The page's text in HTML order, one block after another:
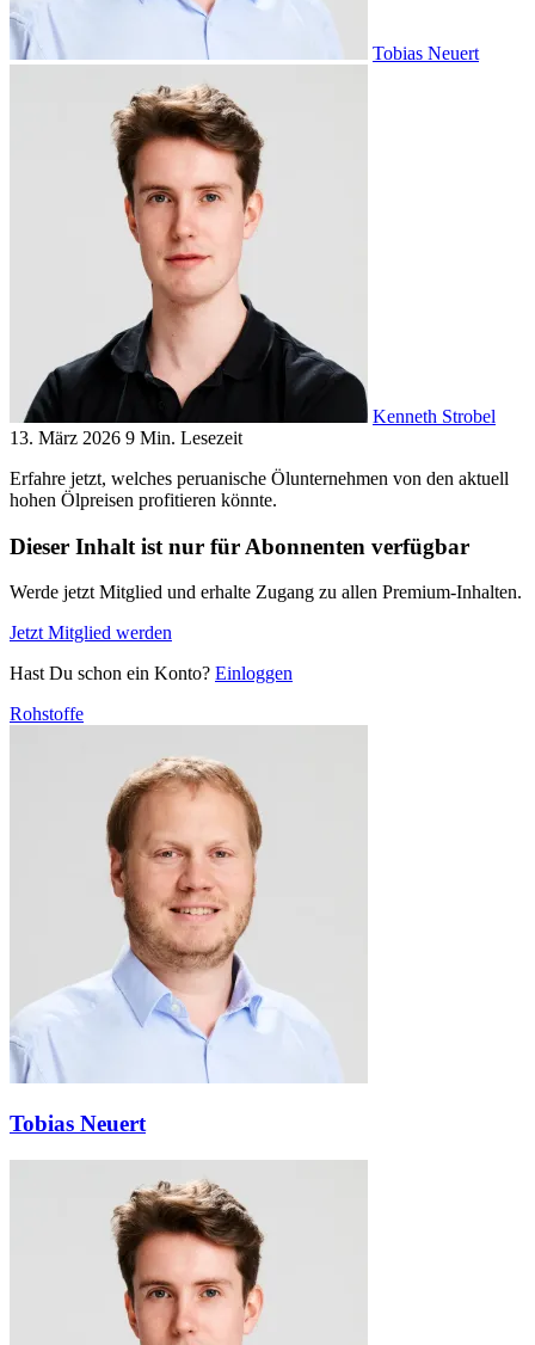
Tobias Neuert
Kenneth Strobel
13. März 2026 9 Min. Lesezeit
Erfahre jetzt, welches peruanische Ölunternehmen von den aktuell
hohen Ölpreisen profitieren könnte.
Dieser Inhalt ist nur für Abonnenten verfügbar
Werde jetzt Mitglied und erhalte Zugang zu allen Premium-Inhalten.
Jetzt Mitglied werden
Hast Du schon ein Konto? Einloggen
Rohstoffe
Tobias Neuert